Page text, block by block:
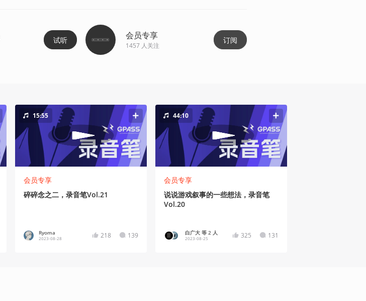
试听 会员专享
1457人关注
订阅
15:55
会员专享
碎碎念之二，录音笔Vol.21
Ryoma
2023-08-28 218 139
44:10
会员专享
说说游戏叙事的一些想法，录音笔
Vol.20
白广大 等 2 人
2023-08-25 325 131